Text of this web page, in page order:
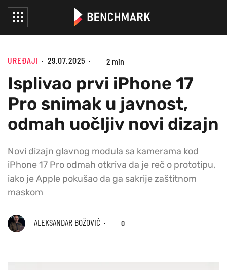
UREĐAJI 29.07.2025 2 min
Isplivao prvi iPhone 17
Pro snimak u javnost,
odmah uočljiv novi dizajn
Novi dizajn glavnog modula sa kamerama kod
iPhone 17 Pro odmah otkriva da je reč o prototipu,
iako je Apple pokušao da ga sakrije zaštitnom
maskom
ALEKSANDAR BOŽOVIĆ 0